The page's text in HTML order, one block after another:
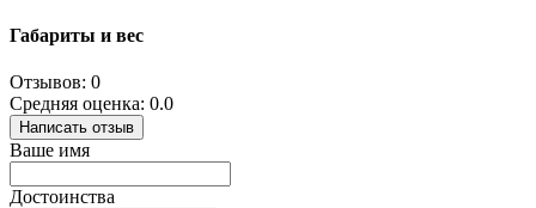
Габариты и вес
Отзывов: 0
Средняя оценка: 0.0
Написать отзыв
Ваше имя
Достоинства